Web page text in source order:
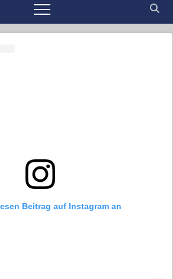
Beitrag auf Instagram an